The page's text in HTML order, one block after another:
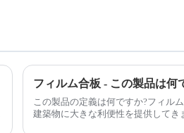
フィルム合板 - この製品は何
この製品の定義は何ですか?フィル
建築物に大きな利便性を提供してき